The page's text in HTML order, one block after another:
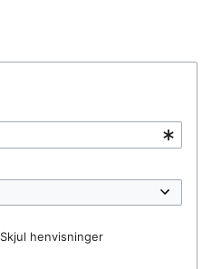
Skjul henvisninger